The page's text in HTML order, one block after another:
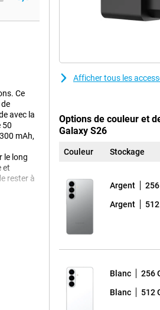
Ce
avec la
50
mAh,
le long
et
rester à
Afficher tous les
Options de couleur et
Galaxy S26
Couleur Stockage
Argent
Argent
Blanc 256
Blanc 512